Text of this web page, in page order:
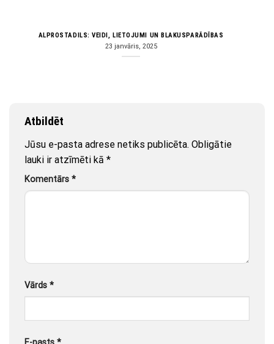
ALPROSTADILS: VEIDI, LIETOJUMI UN BLAKUSPARĀDĪBAS
23 janvāris, 2025
Atbildēt
Jūsu e-pasta adrese netiks publicēta. Obligātie
lauki ir atzīmēti kā *
Komentārs *
Vārds *